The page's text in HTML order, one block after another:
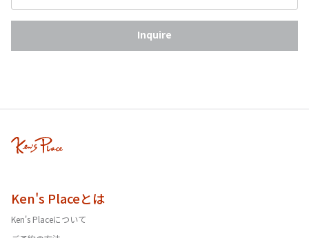
Inquire
Ken's Placeとは
Ken's Placeについて